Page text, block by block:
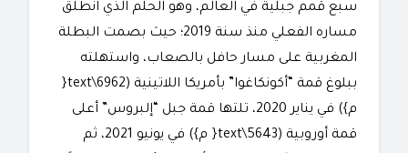
سبع قمم جبلية في العالم، وهو الحلم الذي انطلق
مساره الفعلي منذ سنة 2019؛ حيث بصمت البطلة
المغربية على مسار حافل بالصعاب، واستهلته
ببلوغ قمة “أكونكاغوا” بأمريكا اللاتينية (6962\text{
م}) في يناير 2020، تلتها قمة جبل “إلبروس” أعلى
قمة أوروبية (5643\text{ م}) في يونيو 2021، ثم